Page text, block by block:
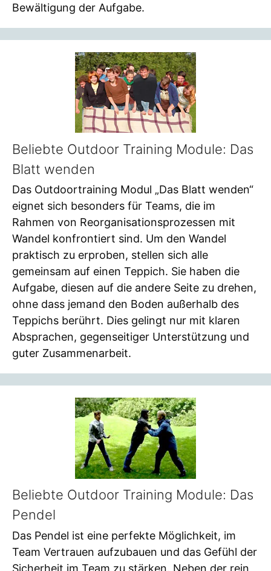
Bewältigung der Aufgabe.
Beliebte Outdoor Training Module: Das
Blatt wenden
Das Outdoortraining Modul „Das Blatt wenden“
eignet sich besonders für Teams, die im
Rahmen von Reorganisationsprozessen mit
Wandel konfrontiert sind. Um den Wandel
praktisch zu erproben, stellen sich alle
gemeinsam auf einen Teppich. Sie haben die
Aufgabe, diesen auf die andere Seite zu drehen,
ohne dass jemand den Boden außerhalb des
Teppichs berührt. Dies gelingt nur mit klaren
Absprachen, gegenseitiger Unterstützung und
guter Zusammenarbeit.
Beliebte Outdoor Training Module: Das
Pendel
Das Pendel ist eine perfekte Möglichkeit, im
Team Vertrauen aufzubauen und das Gefühl der
Sicherheit im Team zu stärken. Neben der rein